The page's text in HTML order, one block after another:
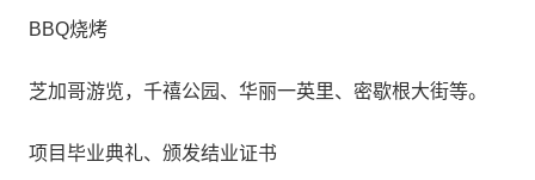
BBQ烧烤
芝加哥游览，千禧公园、华丽一英里、密歇根大街等。
项目毕业典礼、颁发结业证书